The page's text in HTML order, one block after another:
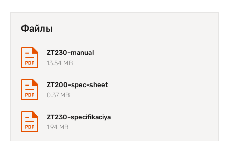
мероприятия, связанные с обслуживанием принтера и
работой с ним.
Компактный дизайн
корпуса Zebra ZT230
За счет существенного изменения внешних габаритов,
принтер возможно разместить в таких местах, где
образом крышка принтера не требует дополнительного
пространства для ее открытия.
Файлы
ZT230-manual
13.54 MB
ZT200-spec-sheet
0.37 MB
ZT230-specifikaciya
1.94 MB